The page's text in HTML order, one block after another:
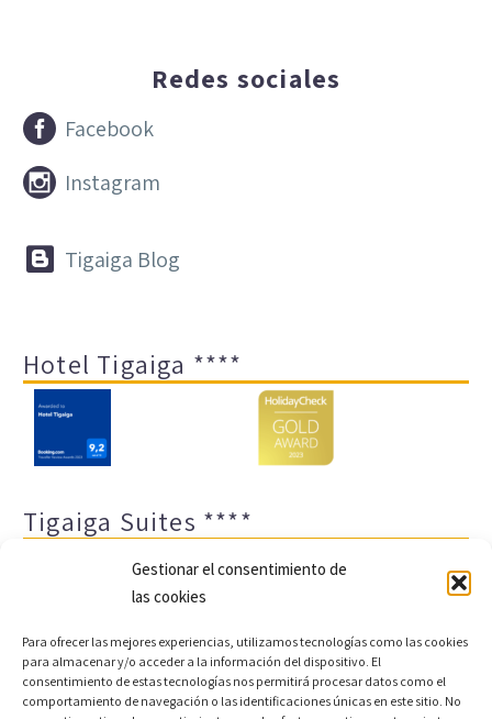
Gestionar el consentimiento de
las cookies
Para ofrecer las mejores experiencias, utilizamos tecnologías como las cookies
para almacenar y/o acceder a la información del dispositivo. El
consentimiento de estas tecnologías nos permitirá procesar datos como el
comportamiento de navegación o las identificaciones únicas en este sitio. No
Redes sociales

 Facebook

 Instagram

 Tigaiga Blog
Hotel Tigaiga ****
Tigaiga Suites ****
Aviso legal y política de privacidad Transparencia